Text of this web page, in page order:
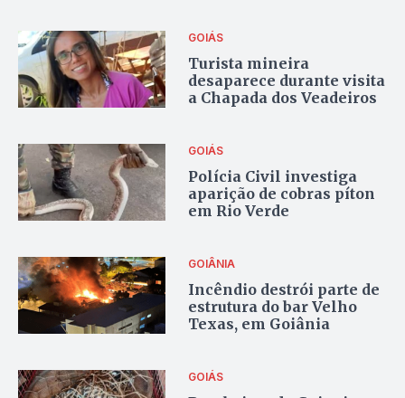
GOIÁS
Turista mineira
desaparece durante visita
a Chapada dos Veadeiros
GOIÁS
Polícia Civil investiga
aparição de cobras píton
em Rio Verde
GOIÂNIA
Incêndio destrói parte de
estrutura do bar Velho
Texas, em Goiânia
GOIÁS